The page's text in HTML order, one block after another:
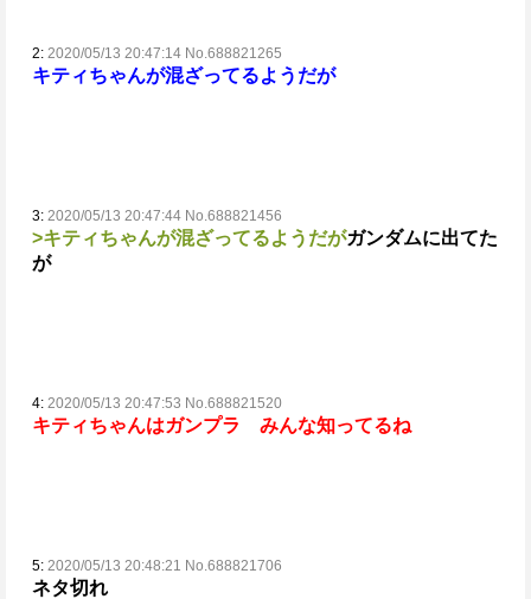
2: 2020/05/13 20:47:14 No.688821265
キティちゃんが混ざってるようだが
3: 2020/05/13 20:47:44 No.688821456
>キティちゃんが混ざってるようだがガンダムに出てた
が
4: 2020/05/13 20:47:53 No.688821520
キティちゃんはガンプラ みんな知ってるね
5: 2020/05/13 20:48:21 No.688821706
ネタ切れ